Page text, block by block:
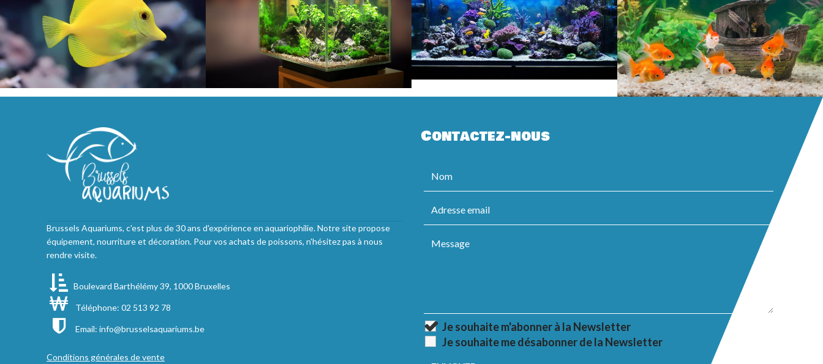
Brussels Aquariums, c'est plus de 30 ans d'expérience en aquariophilie. Notre site propose
équipement, nourriture et décoration. Pour vos achats de poissons, n'hésitez pas à nous
rendre visite.
Boulevard Barthélémy 39, 1000 Bruxelles
Téléphone: 02 513 92 78
Email: info@brusselsaquariums.be
Conditions générales de vente
Contactez-nous
Je souhaite m'abonner à la Newsletter
Je souhaite me désabonner de la Newsletter